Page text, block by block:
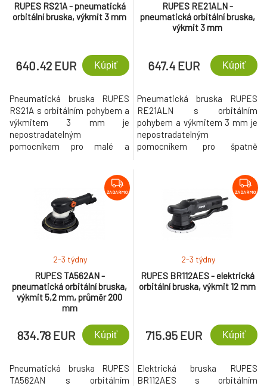
RUPES RS21A - pneumatická
orbitální bruska, výkmit 3 mm
640.42 EUR Kúpiť
Pneumatická bruska RUPES
RS21A s orbitálním pohybem a
výkmitem 3 mm je
nepostradatelným
pomocníkem pro malé a
RUPES RE21ALN -
pneumatická orbitální bruska,
výkmit 3 mm
647.4 EUR Kúpiť
Pneumatická bruska RUPES
RE21ALN s orbitálním
pohybem a výkmitem 3 mm je
nepostradatelným
pomocníkem pro špatně
velkým poloměrem. Vybaveno
multihole gumovou deskou pro
optimální sání (70x198 mm).
ZADARMO
RUPES TA562AN -
pneumatická orbitální bruska,
výkmit 5,2 mm, průměr 200
mm
2-3 týdny
834.78 EUR Kúpiť
Pneumatická bruska RUPES
TA562AN s orbitálním
ZADARMO
RUPES BR112AES - elektrická
orbitální bruska, výkmit 12 mm
2-3 týdny
715.95 EUR Kúpiť
Elektrická bruska RUPES
BR112AES s orbitálním